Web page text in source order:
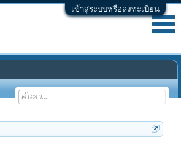
เข้าสู่ระบบหรือลงทะเบียน